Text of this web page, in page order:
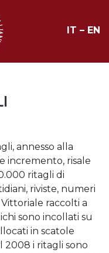
IT – EN
annesso alla
incremento, risale
ritagli di
riviste, numeri
raccolti a
sono incollati su
in scatole
2008 i ritagli sono